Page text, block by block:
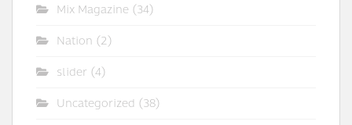
Mix Magazine (34)
Nation (2)
slider (4)
Uncategorized (38)